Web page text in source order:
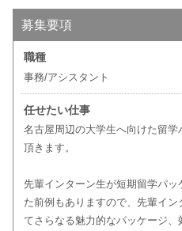
募集要項
職種
事務/アシスタント
任せたい仕事
名古屋周辺の大学生へ向けた留
頂きます。
先輩インターン生が短期留学パ
た前例もありますので、先輩イ
てさらなる魅力的なパッケージ